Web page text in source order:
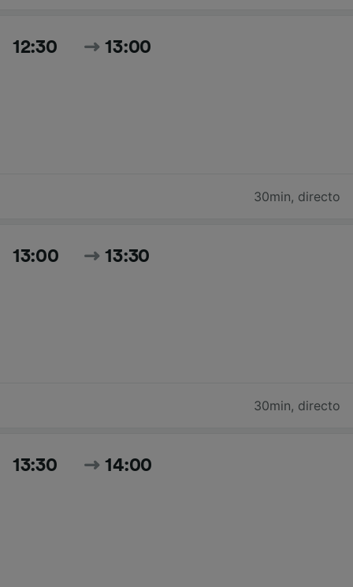
12:30 13:00
30min, directo
13:00 13:30
30min, directo
13:30 14:00